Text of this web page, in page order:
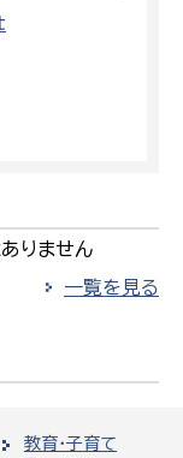
教育・子育て
りません
一覧を見る